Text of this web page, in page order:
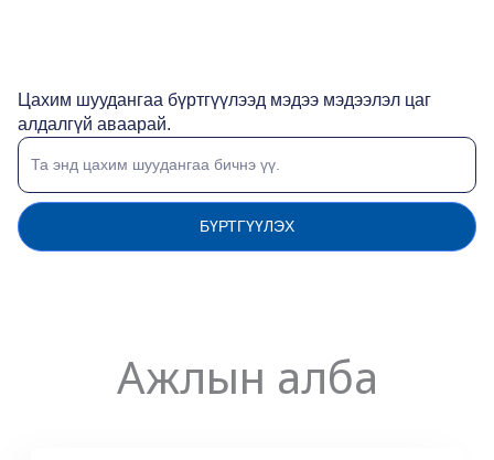
Цахим шуудангаа бүртгүүлээд мэдээ мэдээлэл цаг
алдалгүй аваарай.
БҮРТГҮҮЛЭХ
Ажлын алба